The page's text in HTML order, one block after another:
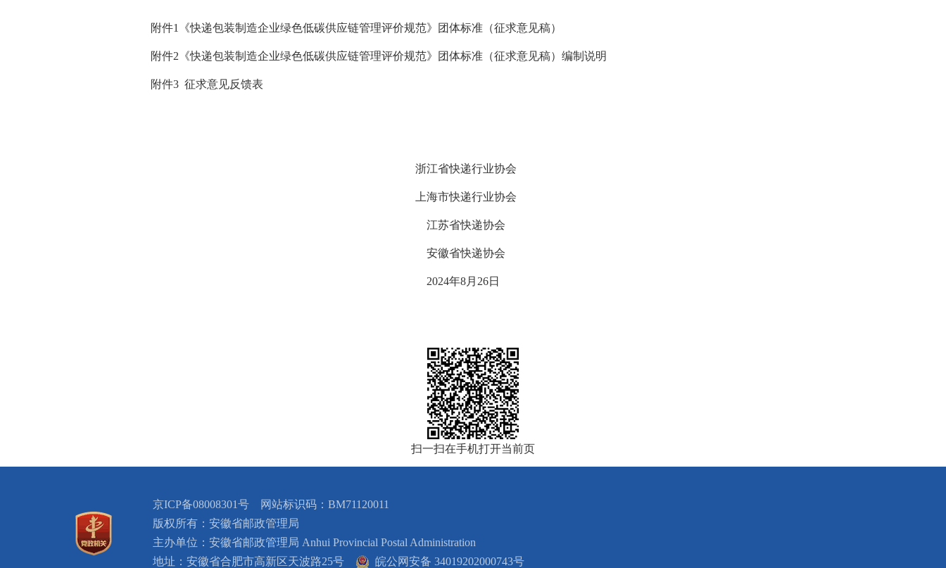
附件1《快递包装制造企业绿色低碳供应链管理评价规范》团体标准（征求意见稿）
附件2《快递包装制造企业绿色低碳供应链管理评价规范》团体标准（征求意见稿）编制说明
附件3 征求意见反馈表
浙江省快递行业协会
上海市快递行业协会
江苏省快递协会
安徽省快递协会
2024年8月26日
扫一扫在手机打开当前页
京ICP备08008301号 网站标识码：BM71120011
版权所有：安徽省邮政管理局
主办单位：安徽省邮政管理局 Anhui Provincial Postal Administration
地址：安徽省合肥市高新区天波路25号
皖公网安备 34019202000743号